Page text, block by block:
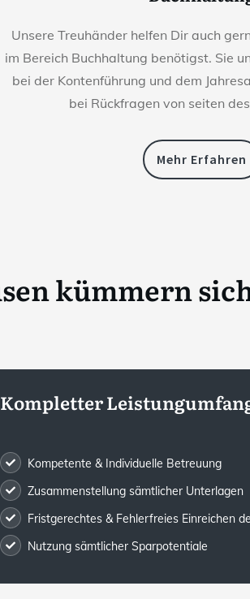
Unsere Treuhänder helfen Dir auch
im Bereich Buchhaltung benötigst. Sie
bei der Kontenführung und dem
bei Rückfragen von seiten
Mehr Erfahren
kümmern
Kompletter
Kompetente & Individuelle Betreuung
Zusammenstellung sämtlicher Unterlagen
Fristgerechtes & Fehlerfreies Einreichen
Nutzung sämtlicher Sparpotentiale